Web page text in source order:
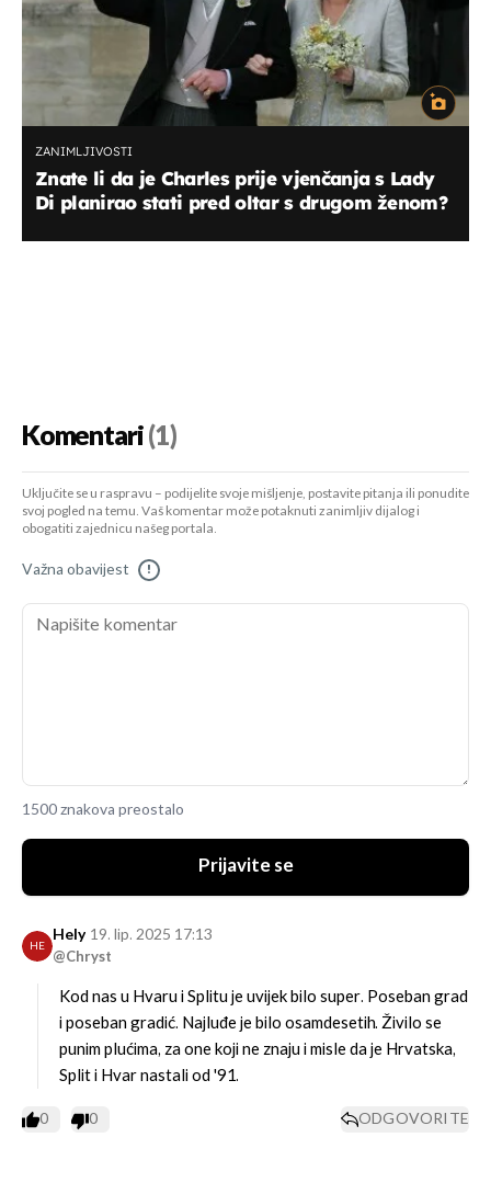
ZANIMLJIVOSTI
Znate li da je Charles prije vjenčanja s Lady
Di planirao stati pred oltar s drugom ženom?
Komentari(1)
Uključite se u raspravu – podijelite svoje mišljenje, postavite pitanja ili ponudite
svoj pogled na temu. Vaš komentar može potaknuti zanimljiv dijalog i
obogatiti zajednicu našeg portala.
Važna obavijest !
1500 znakova preostalo
Prijavite se
HE
Hely
@Chryst
19. lip. 2025 17:13
Kod nas u Hvaru i Splitu je uvijek bilo super. Poseban grad
i poseban gradić. Najluđe je bilo osamdesetih. Živilo se
punim plućima, za one koji ne znaju i misle da je Hrvatska,
Split i Hvar nastali od '91.
0 0 ODGOVORITE